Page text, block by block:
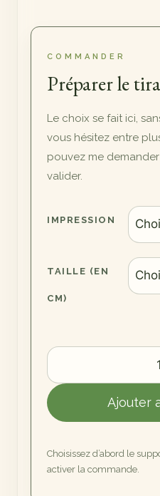
COMMANDER
Préparer le
Le choix se fait ici,
vous hésitez entre
pouvez me
valider.
IMPRESSION
TAILLE (EN
CM)
quantité
de
Le
Paon
Ajouter
Choisissez d’abord le
activer la commande.